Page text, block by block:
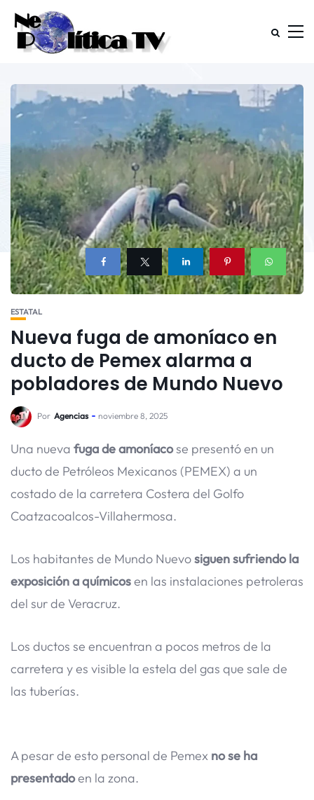
ESTATAL
Nueva fuga de amoníaco en
ducto de Pemex alarma a
pobladores de Mundo Nuevo
Por Agencias noviembre 8, 2025
Una nueva fuga de amoníacose presentó en un
ducto de Petróleos Mexicanos (PEMEX) a un
costado de la carretera Costera del Golfo
Coatzacoalcos-Villahermosa.
Los habitantes de Mundo Nuevosiguen sufriendo la
exposición a químicosen las instalaciones petroleras
del sur de Veracruz.
Los ductos se encuentran a pocos metros de la
carretera y es visible la estela del gas que sale de
las tuberías.
A pesar de esto personal de Pemex no se ha
presentadoen la zona.